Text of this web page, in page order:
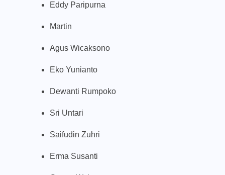
Eddy Paripurna
Martin
Agus Wicaksono
Eko Yunianto
Dewanti Rumpoko
Sri Untari
Saifudin Zuhri
Erma Susanti